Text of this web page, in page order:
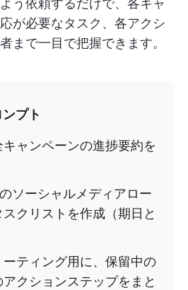
う依頼するだけで、各キャ
が必要なタスク、各アクシ
まで一目で把握できます。
プト
ャンペーンの進捗要約を
ソーシャルメディアロー
クリストを作成（期日と
ティング用に、保留中の
クションステップをまと